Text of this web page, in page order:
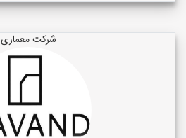
شرکت معماری